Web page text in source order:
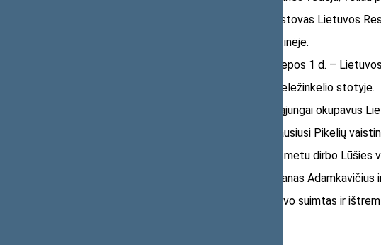
1931 m. – Ypatingasis tautos atstovas Lietuvos
1932–1940 m. dirbo Pikelių vaistinėje.
1936 m. rugsėjo 1 d. – 1940 m. liepos 1 d. –
1939 m. įsteigė vaistinę Lūšės geležinkelio stotyje.
1940 m. birželio 15 d., Sovietų Sąjungai okupavus
1940 m. nacionalizuota jam priklausiusi Pikelių
Nacistinės Vokietijos okupacijos metu dirbo Lūšies
1944 m., artėjant karo frontui, Pranas
1944 m. Pranas Adamkavičius buvo suimtas ir